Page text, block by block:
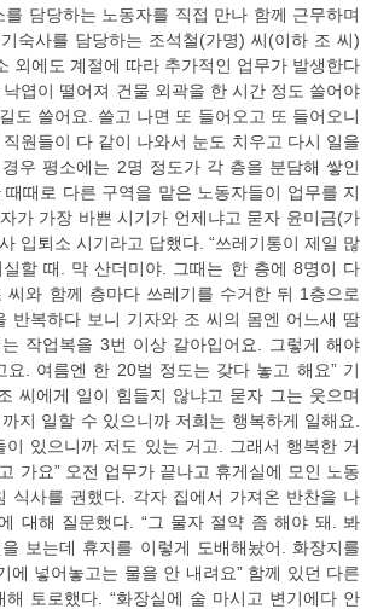
담당하는 노동자를 직접 만나 함께 근무하며
숙사를 담당하는 조석철(가명) 씨(이하 조 씨)
외에도 계절에 따라 추가적인 업무가 발생한다
낙엽이 떨어져 건물 외곽을 한 시간 정도 쓸어야
도 쓸어요. 쓸고 나면 또 들어오고 또 들어오니
원들이 다 같이 나와서 눈도 치우고 다시 일을
우 평소에는 2명 정도가 각 층을 분담해 쌓인
때로 다른 구역을 맡은 노동자들이 업무를 지
가 가장 바쁜 시기가 언제냐고 묻자 윤미금(가
입퇴소 시기라고 답했다. “쓰레기통이 제일 많
할 때. 막 산더미야. 그때는 한 층에 8명이 다
씨와 함께 층마다 쓰레기를 수거한 뒤 1층으로
반복하다 보니 기자와 조 씨의 몸엔 어느새 땀
작업복을 3번 이상 갈아입어요. 그렇게 해야
요. 여름엔 한 20벌 정도는 갖다 놓고 해요” 기
씨에게 일이 힘들지 않냐고 묻자 그는 웃으며
지 일할 수 있으니까 저희는 행복하게 일해요.
이 있으니까 저도 있는 거고. 그래서 행복한 거
가요” 오전 업무가 끝나고 휴게실에 모인 노동
식사를 권했다. 각자 집에서 가져온 반찬을 나
대해 질문했다. “그 물자 절약 좀 해야 돼. 봐
보는데 휴지를 이렇게 도배해놨어. 화장지를
에 넣어놓고는 물을 안 내려요” 함께 있던 다른
해 토로했다. “화장실에 술 마시고 변기에다 안